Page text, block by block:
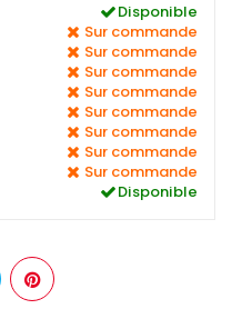
Disponible
Sur commande
Sur commande
Sur commande
Sur commande
Sur commande
Sur commande
Sur commande
Sur commande
Disponible